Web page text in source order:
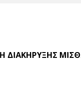
ΔΙΑΚΗΡΥΞΗΣ